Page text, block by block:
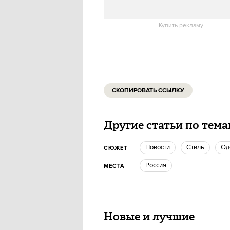
Купить рекламу
СКОПИРОВАТЬ ССЫЛКУ
Другие статьи по
СЮЖЕТ новости Стиль
МЕСТА Россия
Новые и лучшие